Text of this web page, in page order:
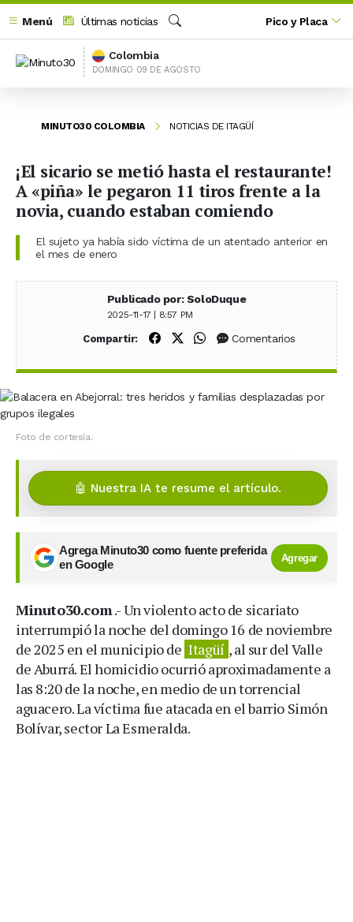
Menú
Últimas noticias
Buscar
Pico y Placa
Colombia
DOMINGO 09 DE AGOSTO
MINUTO30 COLOMBIA NOTICIAS DE ITAGÜÍ
¡El sicario se metió hasta el restaurante!
A «piña» le pegaron 11 tiros frente a la
novia, cuando estaban comiendo
El sujeto ya había sido víctima de un atentado anterior en
el mes de enero
Publicado por: SoloDuque
2025-11-17 | 8:57 PM
Compartir: Compartir en Facebook
Compartir en X (Twitter)
Compartir en WhatsApp
Comentarios
Foto de cortesía.
🤖 Nuestra IA te resume el artículo.
Agrega Minuto30 como fuente preferida
en Google
Agregar
Minuto30.com.- Un violento acto de sicariato
interrumpió la noche del domingo 16 de noviembre
de 2025 en el municipio de Itagüí , al sur del Valle
de Aburrá. El homicidio ocurrió aproximadamente a
las 8:20 de la noche, en medio de un torrencial
aguacero. La víctima fue atacada en el barrio Simón
Bolívar, sector La Esmeralda.